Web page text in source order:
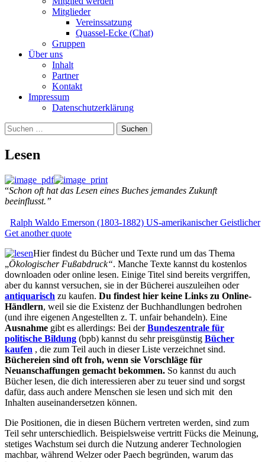
Mitglieder
Vereinssatzung
Quassel-Ecke (Chat)
Gruppen
Über uns
Inhalt
Partner
Kontakt
Impressum
Datenschutzerklärung
Suchen
nach:
Lesen
“Schon oft hat das Lesen eines Buches jemandes Zukunft
beeinflusst.”
Ralph Waldo Emerson (1803-1882) US-amerikanischer Geistlicher
Get another quote
Hier findest du Bücher und Texte rund um das Thema
„Ökologischer Fußabdruck“. Manche Texte kannst du kostenlos
downloaden oder online lesen. Einige Titel sind bereits vergriffen,
aber du kannst versuchen, sie in der Bücherei auszuleihen oder
antiquarisch zu kaufen. Du findest hier keine Links zu Online-
Händlern, weil sie die Existenz der Buchhandlungen bedrohen
(und ihre eigenen Angestellten z. T. unfair behandeln). Eine
Ausnahme gibt es allerdings: Bei derBundeszentrale für
politische Bildung (bpb) kannst du sehr preisgünstig Bücher
kaufen , die zum Teil auch in dieser Liste verzeichnet sind.
Büchereien sind oft froh, wenn sie Vorschläge für
Neuanschaffungen gemacht bekommen. So kannst du auch
Bücher lesen, die dich interessieren aber zu teuer sind und sorgst
dafür, dass auch andere Menschen sie lesen und sich mit den
Inhalten auseinandersetzen können.
Die Positionen, die in diesen Büchern vertreten werden, sind zum
Teil sehr unterschiedlich. Beispielsweise vertritt Fücks die Meinung,
stetiges Wachstum sei durch die Nutzung anderer Technologien
machbar, während Welzer oder Paech begründen, warum das